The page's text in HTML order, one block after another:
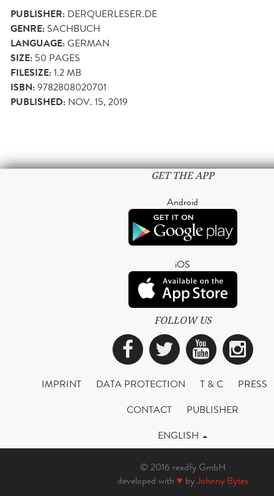
PUBLISHER: DERQUERLESER.DE
GENRE: SACHBUCH
LANGUAGE:GERMAN
SIZE: 50 PAGES
FILESIZE:1.2 MB
ISBN:9782808020701
PUBLISHED: NOV. 15, 2019
GET THE APP
Android
iOS
FOLLOW US
Facebook
Twitter
IMPRINT DATA PROTECTION T & C
PRESS
CONTACT
PUBLISHER
ENGLISH
© 2016 readfy GmbH
developed with ♥ byJohnny Bytes